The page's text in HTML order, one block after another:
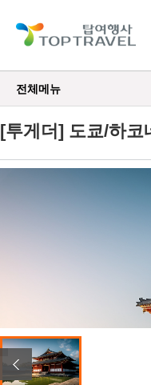
전체메뉴
[투게더] 도쿄/하코